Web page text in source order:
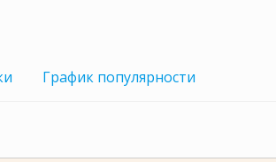
График популярности